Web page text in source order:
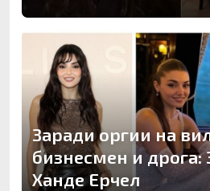
Заради оргии на
бизнесмен и дрога:
Ханде Ерчел